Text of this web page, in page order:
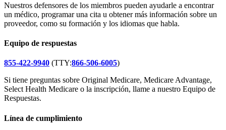
Nuestros defensores de los miembros pueden ayudarle a encontrar
un médico, programar una cita u obtener más información sobre un
proveedor, como su formación y los idiomas que habla.
Equipo de respuestas
855-422-9940 (TTY:866-506-6005)
Si tiene preguntas sobre Original Medicare, Medicare Advantage,
Select Health Medicare o la inscripción, llame a nuestro Equipo de
Respuestas.
Línea de cumplimiento